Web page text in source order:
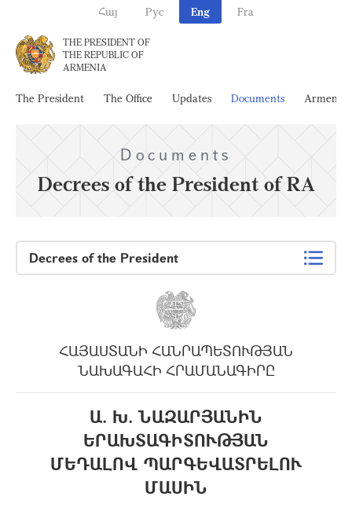
Հայ Рус Eng Fra
THE PRESIDENT OF
THE REPUBLIC OF
ARMENIA
The President The Office Updates Documents Armenia
Documents
Decrees of the President of RA
Decrees of the President
ՀԱՅԱՍՏԱՆԻ ՀԱՆՐԱՊԵՏՈՒԹՅԱՆ
ՆԱԽԱԳԱՀԻ ՀՐԱՄԱՆԱԳԻՐԸ
Ա. Խ. ՆԱԶԱՐՅԱՆԻՆ
ԵՐԱԽՏԱԳԻՏՈՒԹՅԱՆ
ՄԵԴԱԼՈՎ ՊԱՐԳԵՎԱՏՐԵԼՈՒ
ՄԱՍԻՆ